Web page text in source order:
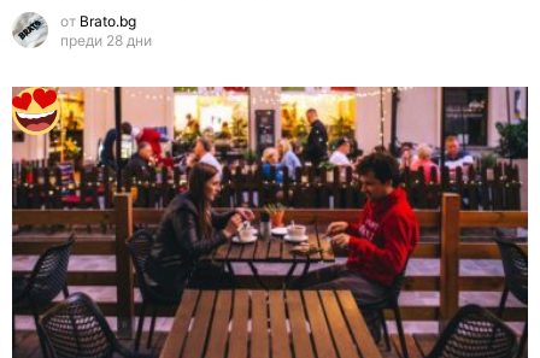
от Brato.bg
преди 28 дни